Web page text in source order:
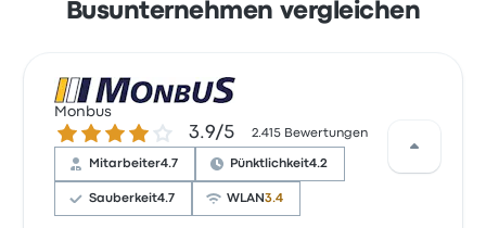
Busunternehmen vergleichen
Monbus
3.9 von 5 Sternen3.9/5 2.415 Bewertungen
Mitarbeiter4.7 Pünktlichkeit4.2
Sauberkeit4.7 WLAN3.4